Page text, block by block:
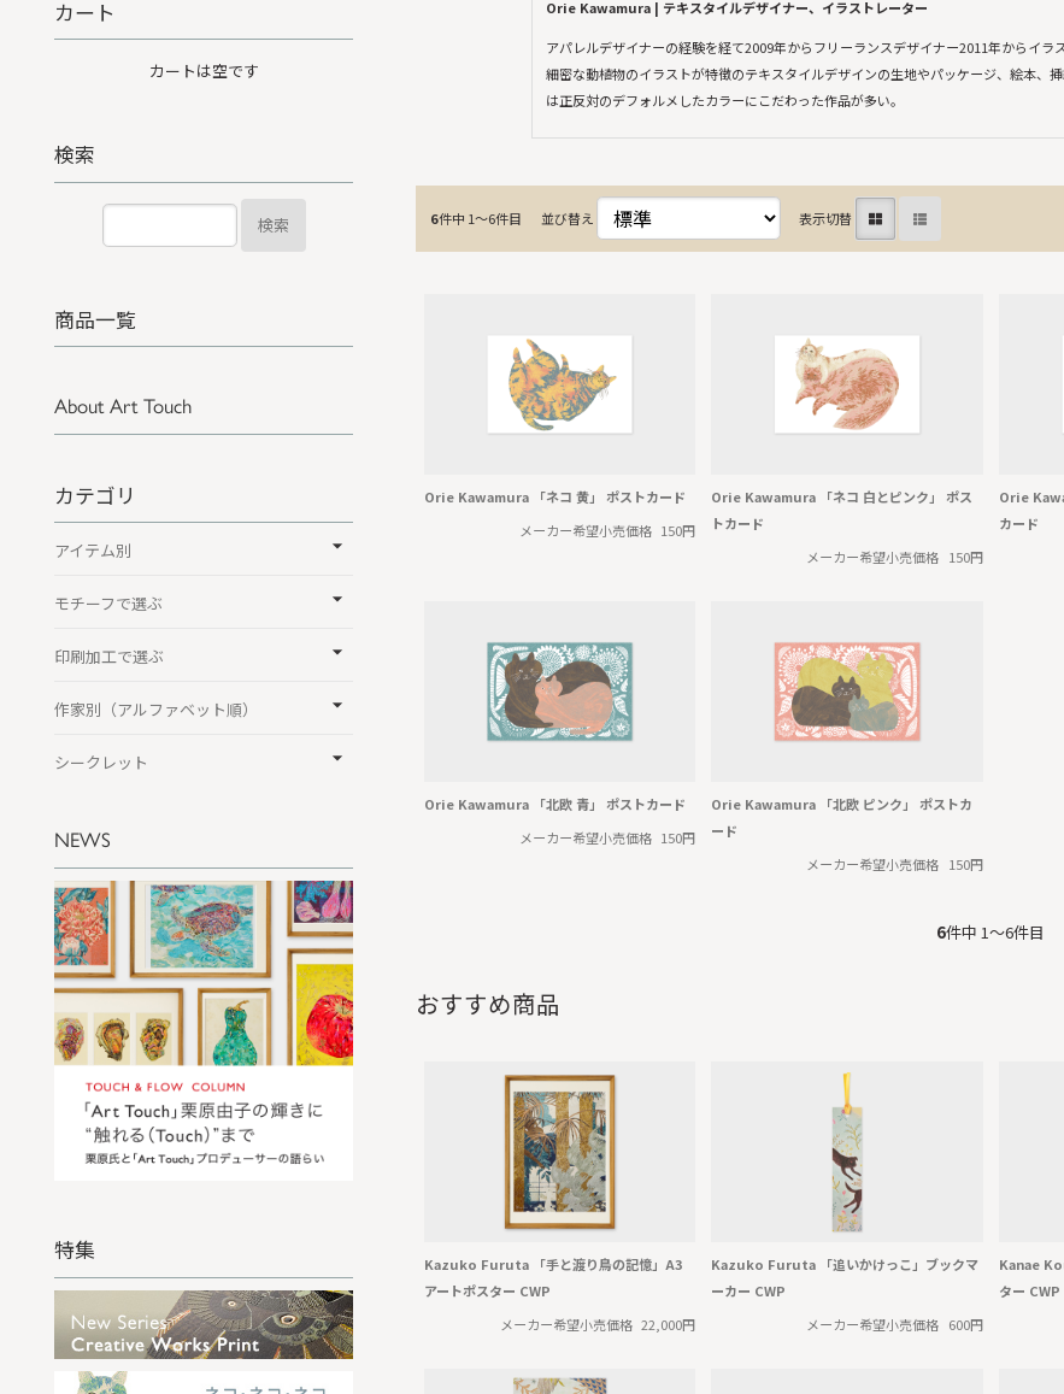
Orie Kawamura | テキスタイルデザイナー、イラストレーター
アパレルデザイナーの経験を経て2009年からフリーランスデザイナー2011年からイラ
細密な動植物のイラストが特徴のテキスタイルデザインの生地やパッケージ、絵本、
は正反対のデフォルメしたカラーにこだわった作品が多い。
6件中 1〜6件目 並び替え 表示切替
Orie Kawamura 「ネコ 黄」 ポストカード
メーカー希望小売価格 150円
Orie Kawamura 「ネコ 白とピンク」 ポス
トカード
メーカー希望小売価格 150円
Orie
カード
Orie Kawamura 「北欧 青」 ポストカード
メーカー希望小売価格 150円
Orie Kawamura 「北欧 ピンク」 ポストカ
ード
メーカー希望小売価格 150円
6件中 1〜6件目
おすすめ商品
Kazuko Furuta 「手と渡り鳥の記憶」A3
アートポスター CWP
メーカー希望小売価格 22,000円
Kazuko Furuta 「追いかけっこ」ブックマ
ーカー CWP
メーカー希望小売価格 600円
Kanae
ター CWP
カート
カートは空です
検索
検索
商品一覧
About Art Touch
カテゴリ
アイテム別
モチーフで選ぶ
印刷加工で選ぶ
作家別（アルファベット順）
シークレット
NEWS
特集